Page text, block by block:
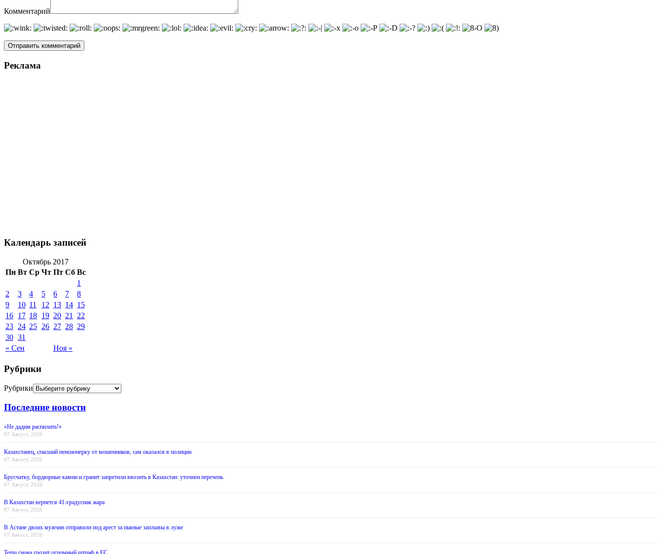
Комментарий
Реклама
Календарь записей
Октябрь 2017
Пн Вт Ср Чт Пт Сб Вс
« Сен Ноя »
1
2
3 4 5 6 7
8
9
10 11 12 13 14 15
16 17 18 19 20 21
22
23 24 25 26 27 28 29
30 31
Рубрики
Рубрики
Последние новости
«Не дадим распилить!»
07 Август, 2026
Казахстанец, спасший пенсионерку от мошенников, сам оказался в полиции
07 Август, 2026
Брусчатку, бордюрные камни и гранит запретили ввозить в Казахстан: уточнен перечень
07 Август, 2026
В Казахстан вернется 41-градусная жара
07 Август, 2026
В Астане двоих мужчин отправили под арест за пьяные заплывы в луже
07 Август, 2026
Temu снова грозит огромный штраф в ЕС